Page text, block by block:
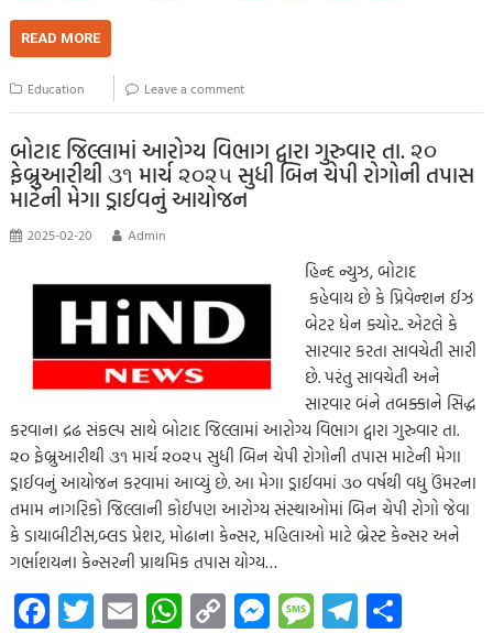
ce
b
o
o
k
wi
tt
er
m h
s
A
p
p
o
y
Li
nk
es
g
er
es
e
le
m
READ MORE
Education Leave a comment
બોટાદ જિલ્લામાં આરોગ્ય વિભાગ દ્વારા ગુરુવાર તા. ૨૦
ફેબ્રુઆરીથી ૩૧ માર્ચ ૨૦૨૫ સુધી બિન ચેપી રોગોની તપાસ
માટેની મેગા ડ્રાઈવનું આયોજન
2025-02-20 Admin
હિન્દ ન્યુઝ, બોટાદ
કહેવાય છે કે પ્રિવેન્શન ઈઝ
બેટર ધેન ક્યોર.. એટલે કે
સારવાર કરતા સાવચેતી સારી
છે. પરંતુ સાવચેતી અને
સારવાર બંને તબક્કાને સિદ્ધ
કરવાના દ્રઢ સંકલ્પ સાથે બોટાદ જિલ્લામાં આરોગ્ય વિભાગ દ્વારા ગુરુવાર તા.
૨૦ ફેબ્રુઆરીથી ૩૧ માર્ચ ૨૦૨૫ સુધી બિન ચેપી રોગોની તપાસ માટેની મેગા
ડ્રાઈવનું આયોજન કરવામાં આવ્યું છે. આ મેગા ડ્રાઈવમાં ૩૦ વર્ષથી વધુ ઉંમરના
તમામ નાગરિકો જિલ્લાની કોઈપણ આરોગ્ય સંસ્થાઓમાં બિન ચેપી રોગો જેવા
કે ડાયાબીટીસ,બ્લડ પ્રેશર, મોઢાના કેન્સર, મહિલાઓ માટે બ્રેસ્ટ કેન્સર અને
ગર્ભાશયના કેન્સરની પ્રાથમિક તપાસ યોગ્ય…
Fa T E W C M M Te